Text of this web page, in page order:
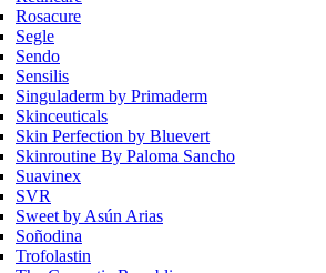
Rosacure
Segle
Sendo
Sensilis
Singuladerm by Primaderm
Skinceuticals
Skin Perfection by Bluevert
Skinroutine By Paloma Sancho
Suavinex
SVR
Sweet by Asún Arias
Soñodina
Trofolastin